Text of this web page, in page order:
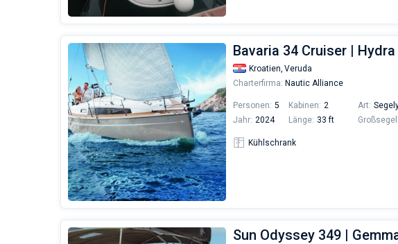
Bavaria 34 Cruiser | Hydra
Kroatien, Veruda
Charterfirma: Nautic Alliance
Personen: 5 Kabinen: 2 Art:
Jahr: 2024 Länge: 33 ft Großsegel:
Kühlschrank
Sun Odyssey 349 |